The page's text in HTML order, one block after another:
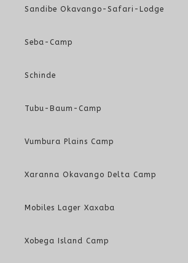
Sandibe Okavango-Safari-Lodge
Seba-Camp
Schinde
Tubu-Baum-Camp
Vumbura Plains Camp
Xaranna Okavango Delta Camp
Mobiles Lager Xaxaba
Xobega Island Camp